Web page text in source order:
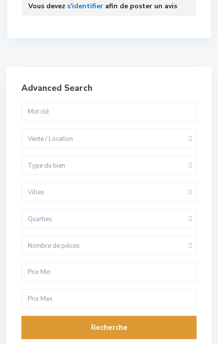
Vous devez s'identifier afin de poster un avis
Advanced Search
Vente / Location
Type du bien
Villes
Quarties
Nombre de pièces
Recherche